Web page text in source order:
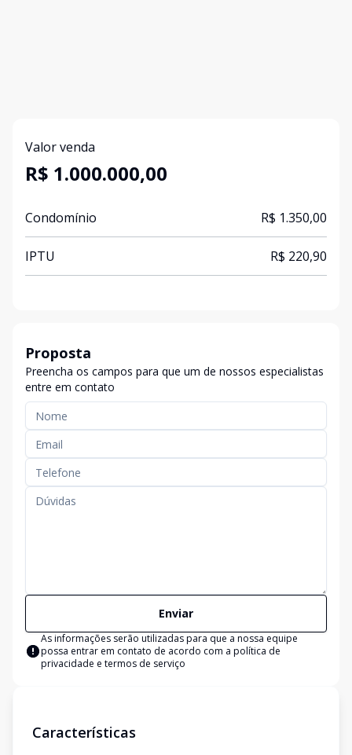
Valor venda
R$ 1.000.000,00
Condomínio R$ 1.350,00
IPTU R$ 220,90
Proposta
Preencha os campos para que um de nossos especialistas
entre em contato
Enviar
As informações serão utilizadas para que a nossa equipe
possa entrar em contato de acordo com a política de
privacidade e termos de serviço
Características